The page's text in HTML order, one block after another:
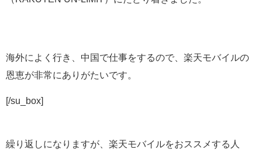
海外によく行き、中国で仕事をするので、楽天モバイルの
恩恵が非常にありがたいです。
[/su_box]
繰り返しになりますが、楽天モバイルをおススメする人